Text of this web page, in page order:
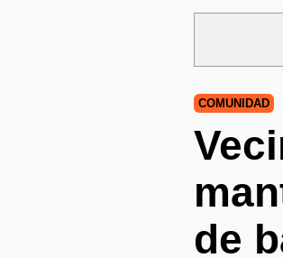
COMUNIDAD
de